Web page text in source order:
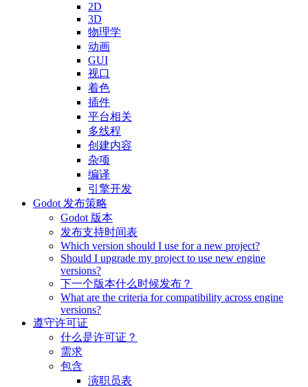
2D
3D
物理学
动画
GUI
视口
着色
插件
平台相关
多线程
创建内容
杂项
编译
引擎开发
Godot 发布策略
Godot 版本
发布支持时间表
Which version should I use for a new project?
Should I upgrade my project to use new engine
versions?
下一个版本什么时候发布？
What are the criteria for compatibility across engine
versions?
遵守许可证
什么是许可证？
需求
包含
演职员表